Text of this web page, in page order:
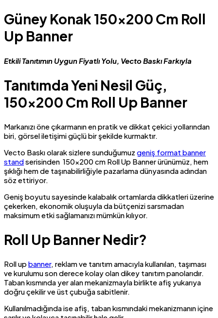
Güney Konak 150×200 Cm Roll
Up Banner
Etkili Tanıtımın Uygun Fiyatlı Yolu, Vecto Baskı Farkıyla
Tanıtımda Yeni Nesil Güç,
150×200 Cm Roll Up Banner
Markanızı öne çıkarmanın en pratik ve dikkat çekici yollarından
biri, görsel iletişimi güçlü bir şekilde kurmaktır.
Vecto Baskı olarak sizlere sunduğumuz geniş format banner
standserisinden 150×200 cm Roll Up Banner ürünümüz, hem
şıklığı hem de taşınabilirliğiyle pazarlama dünyasında adından
söz ettiriyor.
Geniş boyutu sayesinde kalabalık ortamlarda dikkatleri üzerine
çekerken, ekonomik oluşuyla da bütçenizi sarsmadan
maksimum etki sağlamanızı mümkün kılıyor.
Roll Up Banner Nedir?
Roll up banner, reklam ve tanıtım amacıyla kullanılan, taşıması
ve kurulumu son derece kolay olan dikey tanıtım panolarıdır.
Taban kısmında yer alan mekanizmayla birlikte afiş yukarıya
doğru çekilir ve üst çubuğa sabitlenir.
Kullanılmadığında ise afiş, taban kısmındaki mekanizmanın içine